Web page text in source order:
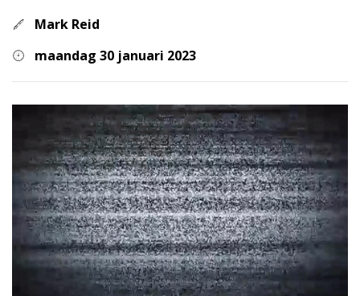
Mark Reid
maandag 30 januari 2023